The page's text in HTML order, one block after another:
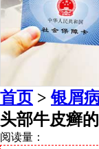
首页 >银屑
头部牛皮癣
阅读量：